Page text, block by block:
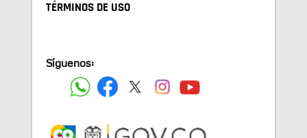
TÉRMINOS DE USO
Síguenos: